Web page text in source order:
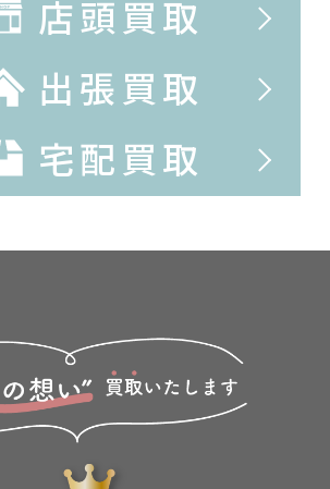
店頭買取
出張買取
宅配買取